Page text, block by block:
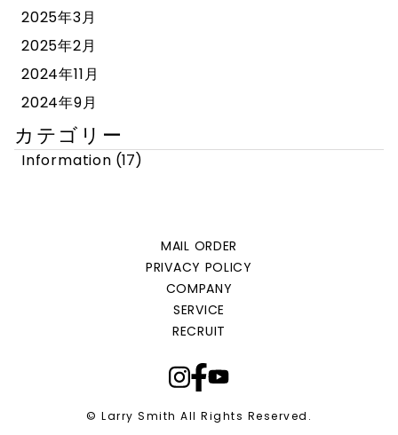
2025年3月
2025年2月
2024年11月
2024年9月
カテゴリー
Information (17)
MAIL ORDER
PRIVACY POLICY
COMPANY
SERVICE
RECRUIT
© Larry Smith All Rights Reserved.